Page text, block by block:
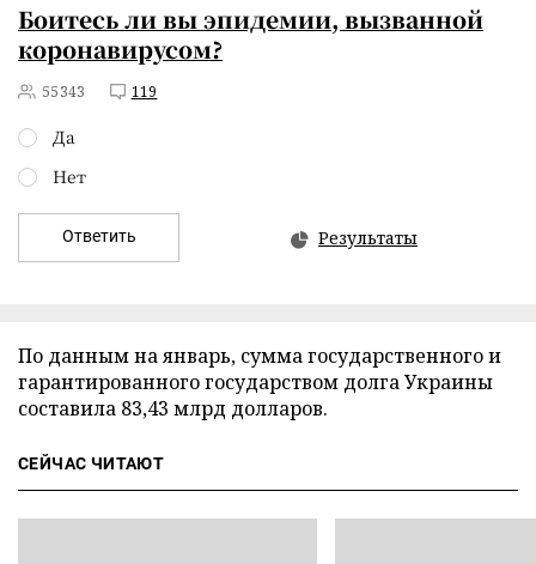
Боитесь ли вы эпидемии, вызванной
коронавирусом?
55343 119
Да
Нет
Ответить Результаты
По данным на январь, сумма государственного и
гарантированного государством долга Украины
составила 83,43 млрд долларов.
СЕЙЧАС ЧИТАЮТ